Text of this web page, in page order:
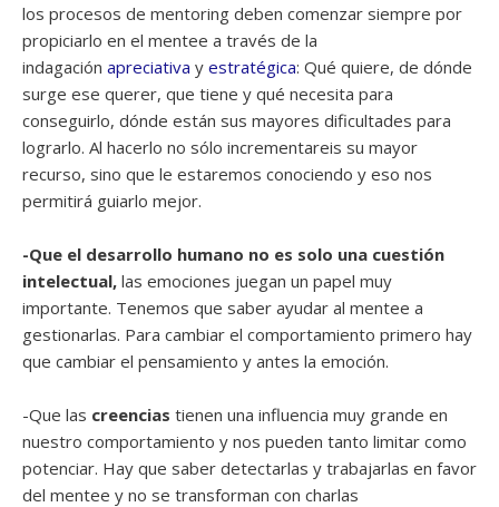
los procesos de mentoring deben comenzar siempre por
propiciarlo en el mentee a través de la
indagación apreciativa y estratégica: Qué quiere, de dónde
surge ese querer, que tiene y qué necesita para
conseguirlo, dónde están sus mayores dificultades para
lograrlo. Al hacerlo no sólo incrementareis su mayor
recurso, sino que le estaremos conociendo y eso nos
permitirá guiarlo mejor.
-Que el desarrollo humano no es solo una cuestión
intelectual, las emociones juegan un papel muy
importante. Tenemos que saber ayudar al mentee a
gestionarlas. Para cambiar el comportamiento primero hay
que cambiar el pensamiento y antes la emoción.
-Que las creencias tienen una influencia muy grande en
nuestro comportamiento y nos pueden tanto limitar como
potenciar. Hay que saber detectarlas y trabajarlas en favor
del mentee y no se transforman con charlas